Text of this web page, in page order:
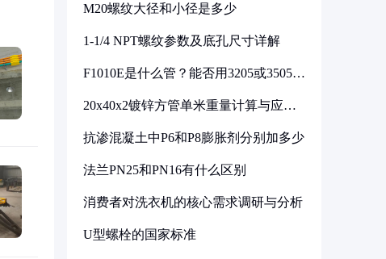
M20螺纹大径和小径是多少
1-1/4 NPT螺纹参数及底孔尺寸详解
F1010E是什么管？能否用3205或3505代
20x40x2镀锌方管单米重量计算与应用
抗渗混凝土中P6和P8膨胀剂分别加多少
法兰PN25和PN16有什么区别
消费者对洗衣机的核心需求调研与分析
U型螺栓的国家标准